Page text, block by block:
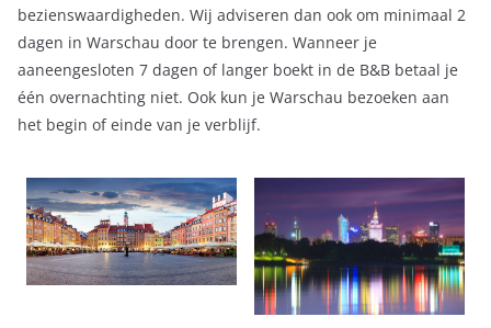
bezienswaardigheden. Wij adviseren dan ook om minimaal 2
dagen in Warschau door te brengen. Wanneer je
aaneengesloten 7 dagen of langer boekt in de B&B betaal je
één overnachting niet. Ook kun je Warschau bezoeken aan
het begin of einde van je verblijf.